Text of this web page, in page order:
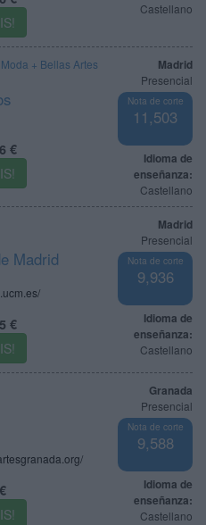
Castellano
Madrid
Presencial
Nota de corte
11,503
Idioma de
enseñanza:
Castellano
+ Bellas Artes
€
Madrid
Presencial
Nota de corte
9,936
Idioma de
enseñanza:
Castellano
Madrid
€
Granada
Presencial
Nota de corte
9,588
Idioma de
enseñanza:
Castellano